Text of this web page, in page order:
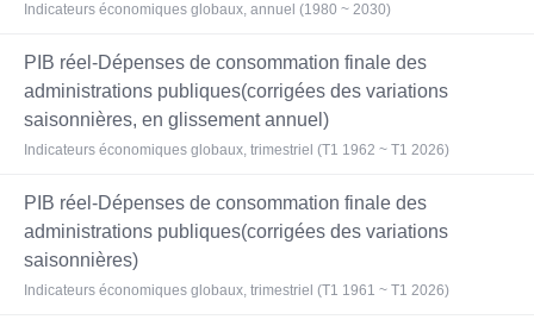
Indicateurs économiques globaux, annuel (1980 ~ 2030)
PIB réel-Dépenses de consommation finale des
administrations publiques(corrigées des variations
saisonnières, en glissement annuel)
Indicateurs économiques globaux, trimestriel (T1 1962 ~ T1 2026)
PIB réel-Dépenses de consommation finale des
administrations publiques(corrigées des variations
saisonnières)
Indicateurs économiques globaux, trimestriel (T1 1961 ~ T1 2026)